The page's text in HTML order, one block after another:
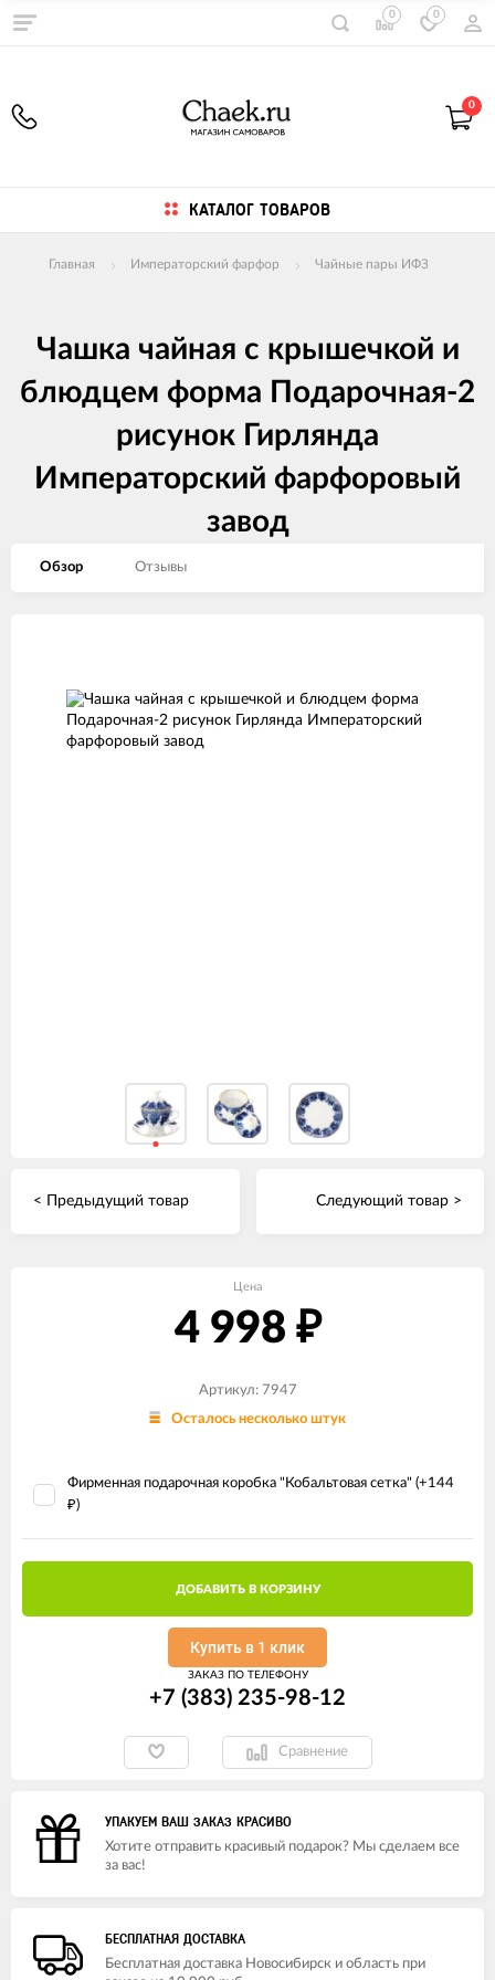
0 0
0
КАТАЛОГ ТОВАРОВ
Главная Императорский фарфор Чайные пары ИФЗ
Чашка чайная с крышечкой и
блюдцем форма Подарочная-2
рисунок Гирлянда
Императорский фарфоровый
завод
Обзор Отзывы
< Предыдущий товар Следующий товар >
Цена
4 998 ₽
Артикул: 7947
Осталось несколько штук
Фирменная подарочная коробка "Кобальтовая сетка" (+144
₽)
ДОБАВИТЬ В КОРЗИНУ
Купить в 1 клик
ЗАКАЗ ПО ТЕЛЕФОНУ
+7 (383) 235-98-12
Сравнение
УПАКУЕМ ВАШ ЗАКАЗ КРАСИВО
Хотите отправить красивый подарок? Мы сделаем все
за вас!
БЕСПЛАТНАЯ ДОСТАВКА
Бесплатная доставка Новосибирск и область при